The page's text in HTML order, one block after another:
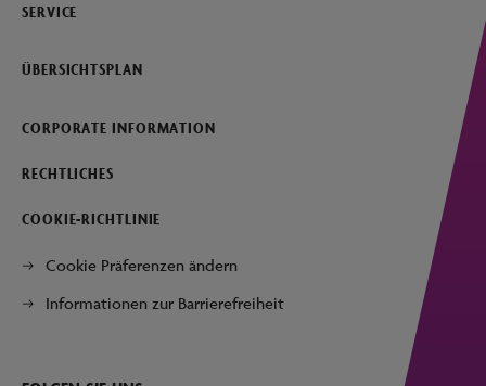
SERVICE
ÜBERSICHTSPLAN
CORPORATE INFORMATION
RECHTLICHES
COOKIE-RICHTLINIE
Cookie Präferenzen ändern
Informationen zur Barrierefreiheit